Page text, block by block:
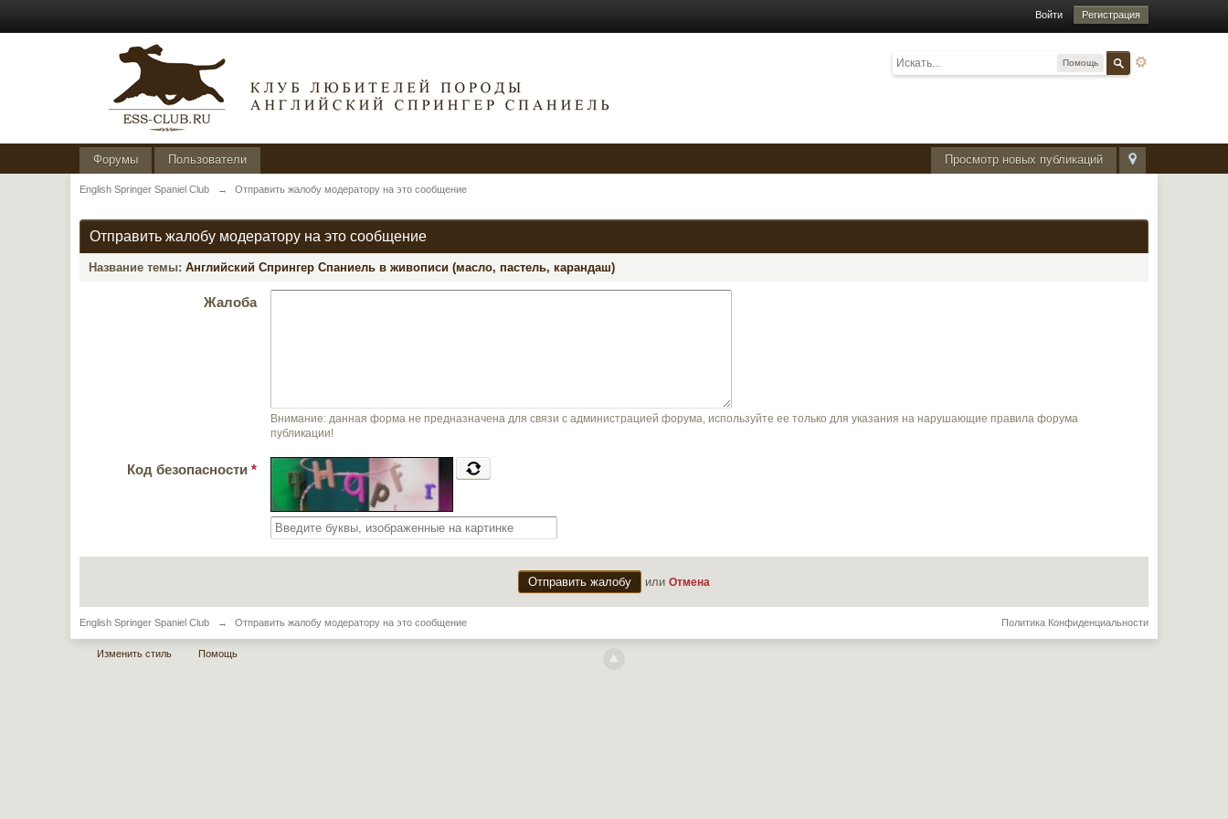
Войти Регистрация
Помощь
Просмотр новых публикаций
Форумы Пользователи
English Springer Spaniel Club → Отправить жалобу модератору на это сообщение
Отправить жалобу модератору на это сообщение
Название темы:Английский Спрингер Спаниель в живописи (масло, пастель, карандаш)
Жалоба
Внимание: данная форма не предназначена для связи с администрацией форума, используйте ее только для указания на нарушающие правила форума
публикации!
Код безопасности*
или Отмена
English Springer Spaniel Club → Отправить жалобу модератору на это сообщение Политика Конфиденциальности
Изменить стиль Помощь